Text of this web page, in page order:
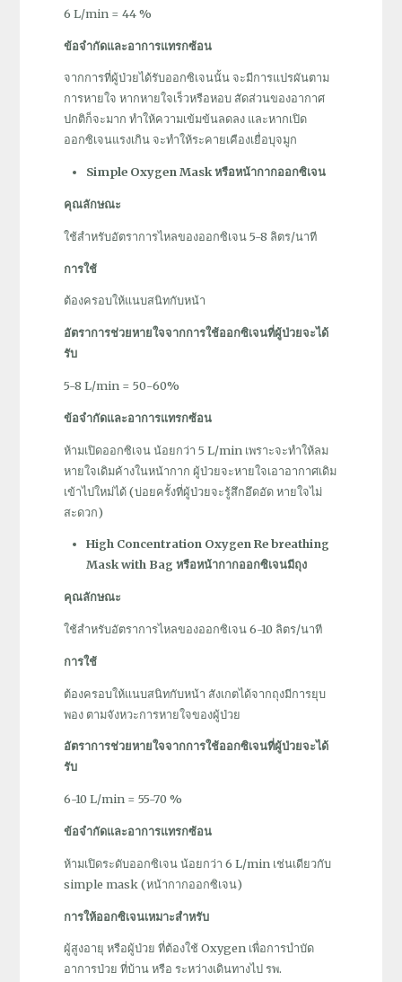
6 L/min = 44 %
ข้อจำกัดและอาการแทรกซ้อน
จากการที่ผู้ป่วยได้รับออกซิเจนนั้น จะมีการแปรผันตาม
การหายใจ หากหายใจเร็วหรือหอบ สัดส่วนของอากาศ
ปกติก็จะมาก ทำให้ความเข้มข้นลดลง และหากเปิด
ออกซิเจนแรงเกิน จะทำให้ระคายเคืองเยื่อบุจมูก
Simple Oxygen Mask หรือหน้ากากออกซิเจน
คุณลักษณะ
ใช้สำหรับอัตราการไหลของออกซิเจน 5-8 ลิตร/นาที
การใช้
ต้องครอบให้แนบสนิทกับหน้า
อัตราการช่วยหายใจจากการใช้ออกซิเจนที่ผู้ป่วยจะได้
รับ
5-8 L/min = 50-60%
ข้อจำกัดและอาการแทรกซ้อน
ห้ามเปิดออกซิเจน น้อยกว่า 5 L/min เพราะจะทำให้ลม
หายใจเดิมค้างในหน้ากาก ผู้ป่วยจะหายใจเอาอากาศเดิม
เข้าไปใหม่ได้ (บ่อยครั้งที่ผู้ป่วยจะรู้สึกอึดอัด หายใจไม่
สะดวก)
High Concentration Oxygen Re breathing
Mask with Bag หรือหน้ากากออกซิเจนมีถุง
คุณลักษณะ
ใช้สำหรับอัตราการไหลของออกซิเจน 6-10 ลิตร/นาที
การใช้
ต้องครอบให้แนบสนิทกับหน้า สังเกตได้จากถุงมีการยุบ
พอง ตามจังหวะการหายใจของผู้ป่วย
อัตราการช่วยหายใจจากการใช้ออกซิเจนที่ผู้ป่วยจะได้
รับ
6-10 L/min = 55-70 %
ข้อจำกัดและอาการแทรกซ้อน
ห้ามเปิดระดับออกซิเจน น้อยกว่า 6 L/min เช่นเดียวกับ
simple mask (หน้ากากออกซิเจน)
การให้ออกซิเจนเหมาะสำหรับ
ผู้สูงอายุ หรือผู้ป่วย ที่ต้องใช้ Oxygen เพื่อการบำบัด
อาการป่วย ที่บ้าน หรือ ระหว่างเดินทางไป รพ.